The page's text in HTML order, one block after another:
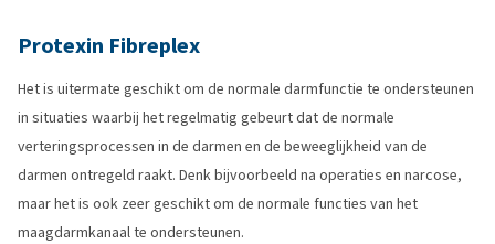
Protexin Fibreplex
Het is uitermate geschikt om de normale darmfunctie te ondersteunen
in situaties waarbij het regelmatig gebeurt dat de normale
verteringsprocessen in de darmen en de beweeglijkheid van de
darmen ontregeld raakt. Denk bijvoorbeeld na operaties en narcose,
maar het is ook zeer geschikt om de normale functies van het
maagdarmkanaal te ondersteunen.